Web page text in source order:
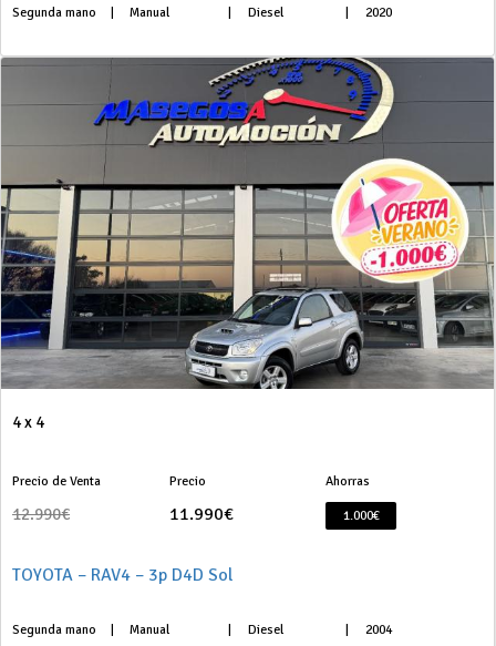
Segunda mano Manual Diesel 2020
4 x 4
Precio de Venta
12.990€
Precio
11.990€
Ahorras
1.000€
TOYOTA – RAV4 – 3p D4D Sol
Segunda mano Manual Diesel 2004